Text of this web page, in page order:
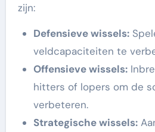
zijn:
Defensieve wissels:
veldcapaciteiten te
Offensieve wissels:
hitters of lopers om de
verbeteren.
Strategische wissels: